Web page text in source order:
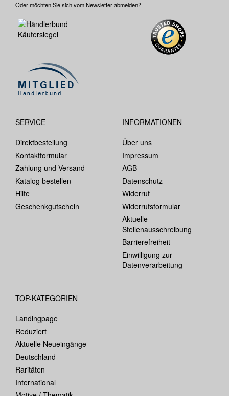
Oder möchten Sie sich vom Newsletter abmelden?
SERVICE
Direktbestellung
Kontaktformular
Zahlung und Versand
Katalog bestellen
Hilfe
Geschenkgutschein
INFORMATIONEN
Über uns
Impressum
AGB
Datenschutz
Widerruf
Widerrufsformular
Aktuelle
Stellenausschreibung
Barrierefreiheit
Einwilligung zur
Datenverarbeitung
TOP-KATEGORIEN
Landingpage
Reduziert
Aktuelle Neueingänge
Deutschland
Raritäten
International